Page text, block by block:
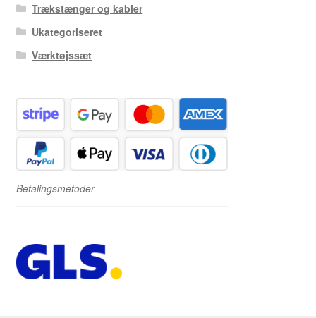
Trækstænger og kabler
Ukategoriseret
Værktøjssæt
Betalingsmetoder